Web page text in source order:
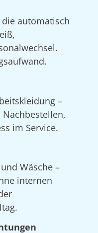
automatisch
–
Nachbestellen,
im Service.
Wäsche –
internen